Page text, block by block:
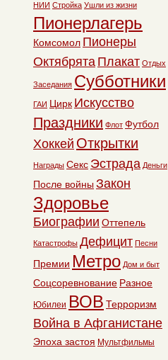
НИИ Стройка Ушли из жизни
Пионерлагерь
Комсомол Пионеры
Октябрята Плакат Отдых
Заседания Субботники
ГАИ Цирк Искусство
Праздники Флот Футбол
Хоккей Открытки
Награды Секс Эстрада Деньги
После войны Закон
Здоровье
Биографии Оттепель
Катастрофы Дефицит Песни
Премии Метро Дом и быт
Соцсоревнование Разное
Юбилеи ВОВ Терроризм
Война в Афганистане
Эпоха застоя Мультфильмы